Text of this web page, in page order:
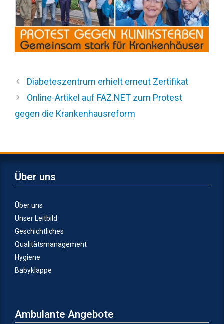
Diabeteszentrum erhielt erneut Zertifikat
Online-Artikel auf FAZ.NET zum Protest
gegen die Krankenhausreform
Über uns
Über uns
Unser Leitbild
Geschichtliches
Qualitätsmanagement
Hygiene
Babyklappe
Ambulante Angebote